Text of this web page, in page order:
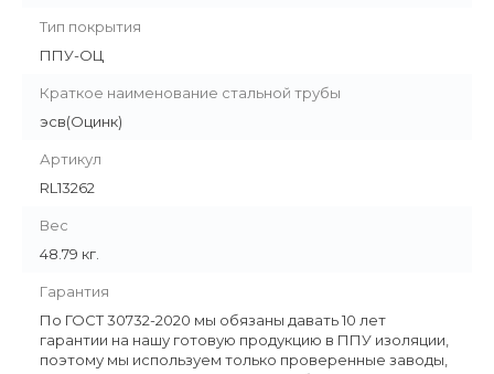
Тип покрытия
ППУ-ОЦ
Краткое наименование стальной трубы
эсв(Оцинк)
Артикул
RL13262
Вес
48.79 кг.
Гарантия
По ГОСТ 30732-2020 мы обязаны давать 10 лет
гарантии на нашу готовую продукцию в ППУ изоляции,
поэтому мы используем только проверенные заводы,